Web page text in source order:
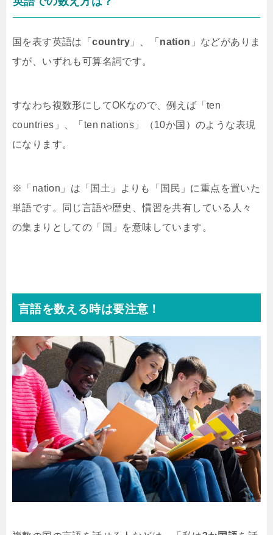
国を表す英語は「country 」、「 nation 」などがありま
すが、いずれも可算名詞です。
すなわち複数形にしてOKなので、例えば「ten
countries」、「ten nations」（10か国）のような表現
になります。
※「nation」は「国土」よりも「国民」に重点を置いた
単語です。同じ言語や歴史、慣習を共有している人々
の集まりとしての「国」を意味しています。
言語を数える時は要注意！